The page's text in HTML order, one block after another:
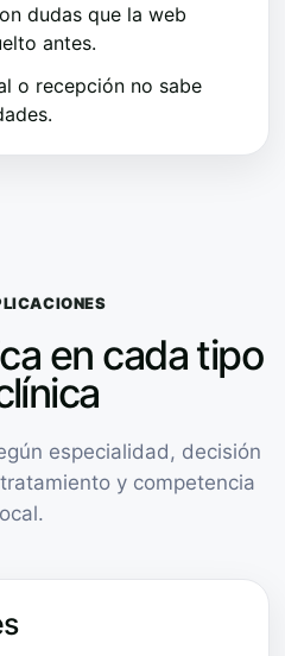
dudas que la web
antes.
o recepción no sabe
en cada tipo
especialidad, decisión
y competencia